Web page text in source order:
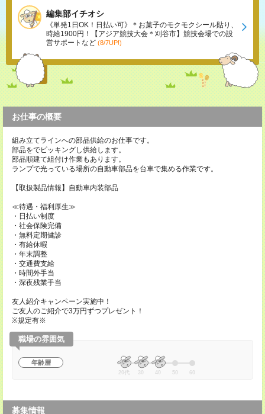
編集部イチオシ
《単発1日OK！日払い可》＊お菓子のモクモクシール貼り、
時給1900円！【アジア競技大会＊刈谷市】競技会場での設
営サポートなど (8/7UP!)
お仕事の概要
組み立てラインへの部品供給のお仕事です。
部品をでピッキングし供給します。
部品順建て組付け作業もあります。
ランプで光っている場所の自動車部品を台車で集める作業です。
【取扱製品情報】自動車内装部品
≪待遇・福利厚生≫
・日払い制度
・社会保険完備
・無料定期健診
・有給休暇
・年末調整
・交通費支給
・時間外手当
・深夜残業手当
友人紹介キャンペーン実施中！
ご友人のご紹介で3万円ずつプレゼント！
※規定有※
職場の雰囲気
年齢層
20代 30 40 50 60
募集情報